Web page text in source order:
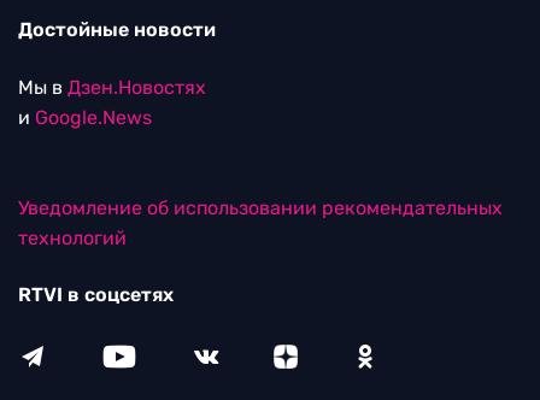
Достойные новости
Мы в Дзен.Новостях
и Google.News
Уведомление об использовании рекомендательных
технологий
RTVI в соцсетях